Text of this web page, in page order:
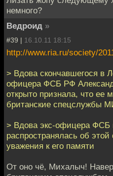
немного?
Ведроид »
#39 | 16.10.11 18:15
http://www.ria.ru/society/
> Вдова скончавшегося в
офицера ФСБ РФ
открыто признала, что ее
британские спецслужбы
> Вдова экс-офицера ФСБ
распространялась об
уважения к его памяти
От оно чё, Михалыч!